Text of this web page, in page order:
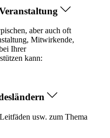
aber auch oft
Mitwirkende,
Ihrer
kann:
usw. zum Thema